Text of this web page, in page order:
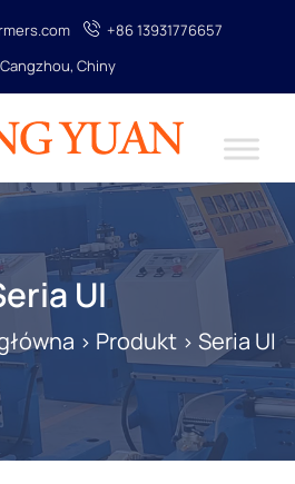
+86 13931776657
Cangzhou, Chiny
UI
> Produkt> Seria UI